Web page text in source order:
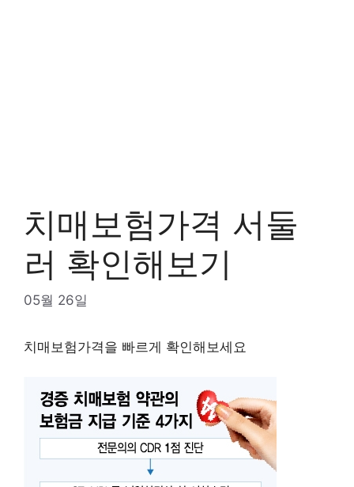
치매보험가격 서둘
러 확인해보기
05월 26일
치매보험가격을 빠르게 확인해보세요